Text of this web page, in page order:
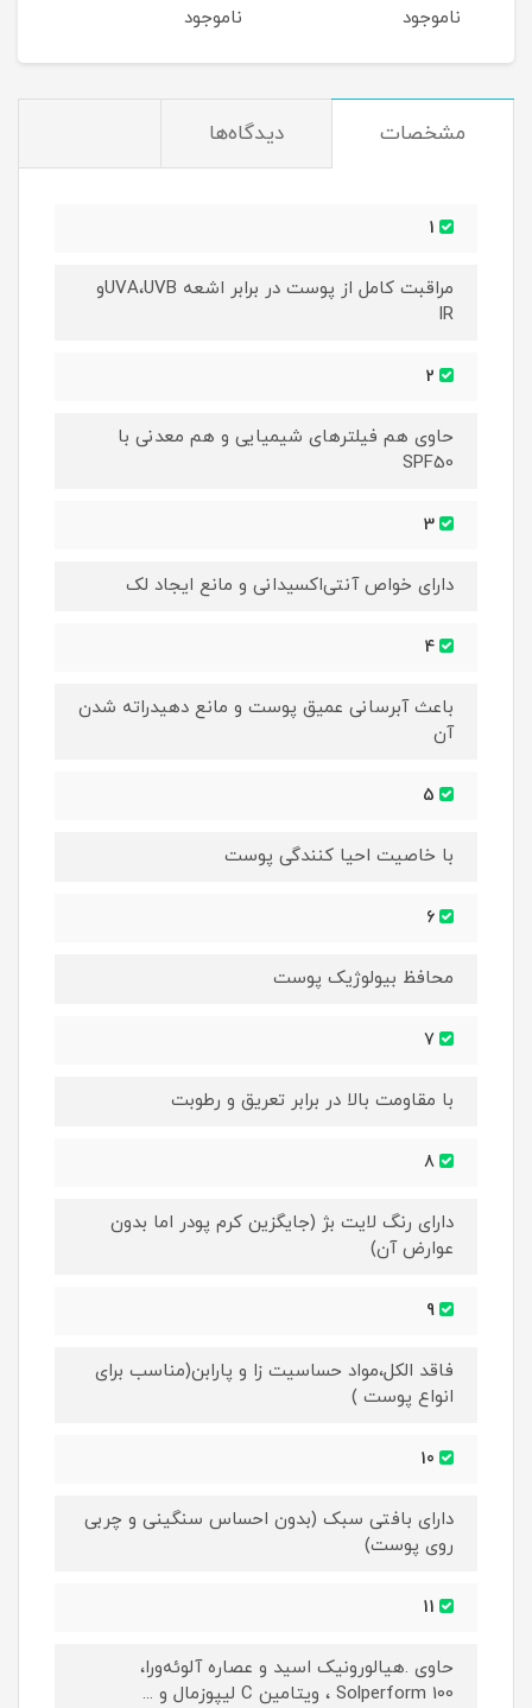
ناموجود ناموجود
مشخصات دیدگاه‌ها
مراقبت کامل از پوست در برابر اشعه UVA،UVBو
IR
حاوی هم فیلترهای شیمیایی و هم معدنی با
SPF50
دارای خواص آنتی‌اکسیدانی و مانع ایجاد لک
باعث آبرسانی عمیق پوست و مانع دهیدراته شدن
آن
با خاصیت احیا کنندگی پوست
محافظ بیولوژیک پوست
با مقاومت بالا در برابر تعریق و رطوبت
دارای رنگ لایت بژ (جایگزین کرم پودر اما بدون
عوارض آن)
فاقد الکل،مواد حساسیت زا و پارابن(مناسب برای
انواع پوست )
دارای بافتی سبک (بدون احساس سنگینی و چربی
روی پوست)
حاوی .هیالورونیک اسید و عصاره آلوئه‌ورا،
Solperform 100 ، ویتامین C لیپوزمال و ...